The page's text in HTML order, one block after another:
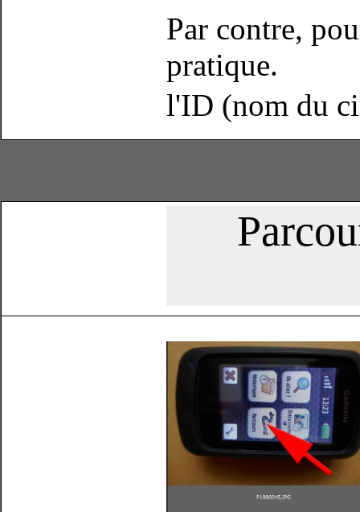
Par contre,
pratique.
l'ID (nom du